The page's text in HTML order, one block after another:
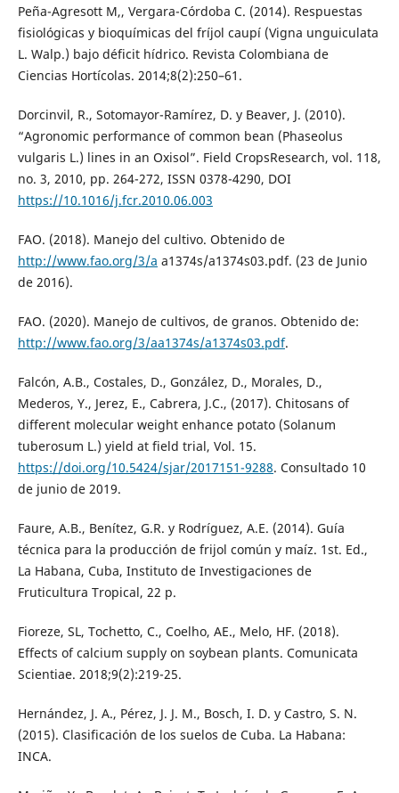
Peña-Agresott M,, Vergara-Córdoba C. (2014). Respuestas
fisiológicas y bioquímicas del fríjol caupí (Vigna unguiculata
L. Walp.) bajo déficit hídrico. Revista Colombiana de
Ciencias Hortícolas. 2014;8(2):250–61.
Dorcinvil, R., Sotomayor-Ramírez, D. y Beaver, J. (2010).
“Agronomic performance of common bean (Phaseolus
vulgaris L.) lines in an Oxisol”. Field CropsResearch, vol. 118,
no. 3, 2010, pp. 264-272, ISSN 0378-4290, DOI
https://10.1016/j.fcr.2010.06.003
FAO. (2018). Manejo del cultivo. Obtenido de
http://www.fao.org/3/a a1374s/a1374s03.pdf. (23 de Junio
de 2016).
FAO. (2020). Manejo de cultivos, de granos. Obtenido de:
http://www.fao.org/3/aa1374s/a1374s03.pdf.
Falcón, A.B., Costales, D., González, D., Morales, D.,
Mederos, Y., Jerez, E., Cabrera, J.C., (2017). Chitosans of
different molecular weight enhance potato (Solanum
tuberosum L.) yield at field trial, Vol. 15.
https://doi.org/10.5424/sjar/2017151-9288. Consultado 10
de junio de 2019.
Faure, A.B., Benítez, G.R. y Rodríguez, A.E. (2014). Guía
técnica para la producción de frijol común y maíz. 1st. Ed.,
La Habana, Cuba, Instituto de Investigaciones de
Fruticultura Tropical, 22 p.
Fioreze, SL, Tochetto, C., Coelho, AE., Melo, HF. (2018).
Effects of calcium supply on soybean plants. Comunicata
Scientiae. 2018;9(2):219-25.
Hernández, J. A., Pérez, J. J. M., Bosch, I. D. y Castro, S. N.
(2015). Clasificación de los suelos de Cuba. La Habana:
INCA.